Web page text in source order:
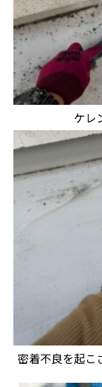
ケレ
密着不良を起こ